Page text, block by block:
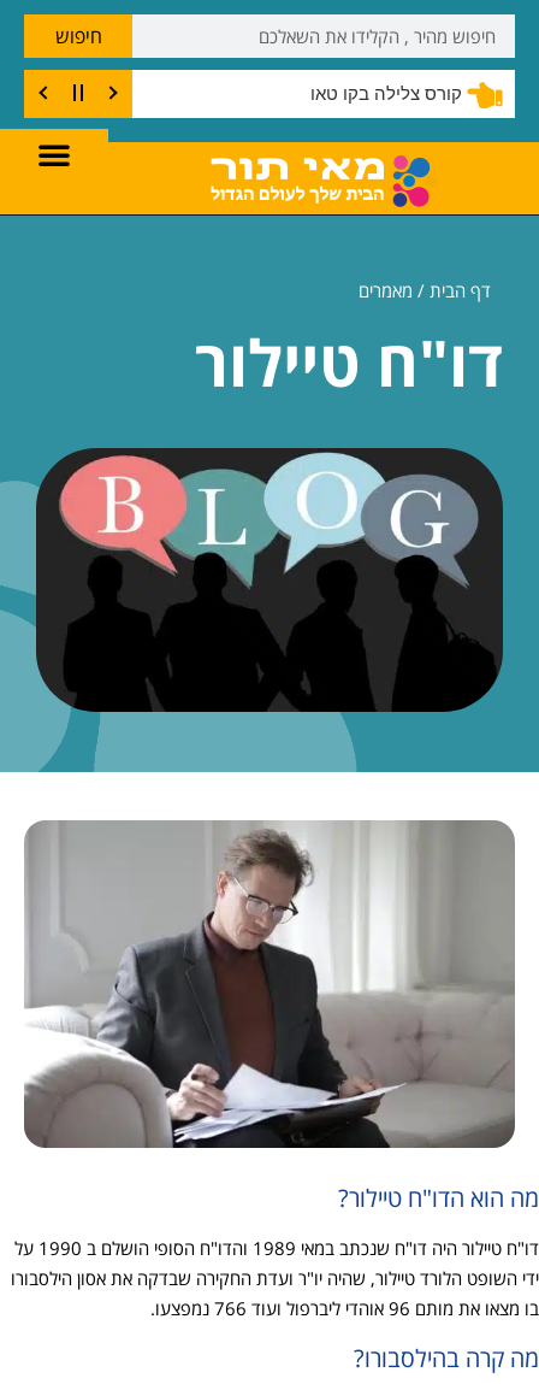
דברים שחייבים לעשות בקו טאו
חיפוש
דף הבית / מאמרים
דו"ח טיילור
מה הוא הדו"ח טיילור?
דו"ח טיילור היה דו"ח שנכתב במאי 1989 והדו"ח הסופי הושלם ב 1990 על
ידי השופט הלורד טיילור, שהיה יו"ר ועדת החקירה שבדקה את אסון הילסבורו
בו מצאו את מותם 96 אוהדי ליברפול ועוד 766 נמפצעו.
מה קרה בהילסבורו?